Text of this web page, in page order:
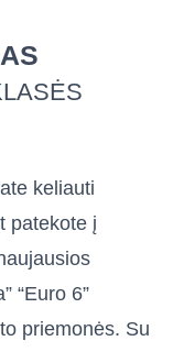
keliauti
patekote į
“Euro 6”
priemonės. Su